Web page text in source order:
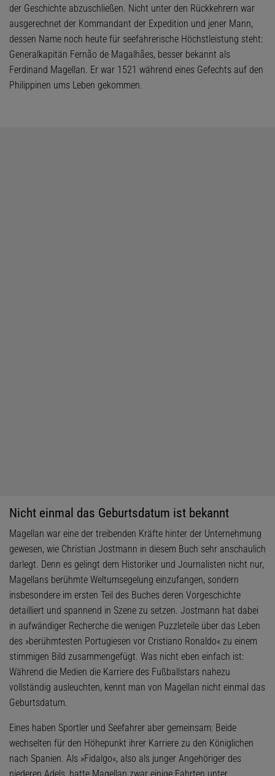
der Geschichte abzuschließen. Nicht unter den Rückkehrern war
ausgerechnet der Kommandant der Expedition und jener Mann,
dessen Name noch heute für seefahrerische Höchstleistung steht:
Generalkapitän Fernão de Magalhães, besser bekannt als
Ferdinand Magellan. Er war 1521 während eines Gefechts auf den
Philippinen ums Leben gekommen.
Nicht einmal das Geburtsdatum ist bekannt
Magellan war eine der treibenden Kräfte hinter der Unternehmung
gewesen, wie Christian Jostmann in diesem Buch sehr anschaulich
darlegt. Denn es gelingt dem Historiker und Journalisten nicht nur,
Magellans berühmte Weltumsegelung einzufangen, sondern
insbesondere im ersten Teil des Buches deren Vorgeschichte
detailliert und spannend in Szene zu setzen. Jostmann hat dabei
in aufwändiger Recherche die wenigen Puzzleteile über das Leben
des »berühmtesten Portugiesen vor Cristiano Ronaldo« zu einem
stimmigen Bild zusammengefügt. Was nicht eben einfach ist:
Während die Medien die Karriere des Fußballstars nahezu
vollständig ausleuchten, kennt man von Magellan nicht einmal das
Geburtsdatum.
Eines haben Sportler und Seefahrer aber gemeinsam: Beide
wechselten für den Höhepunkt ihrer Karriere zu den Königlichen
nach Spanien. Als »Fidalgo«, also als junger Angehöriger des